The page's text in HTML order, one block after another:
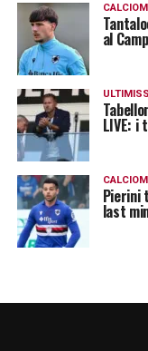
al
LIVE:
Pierini
last